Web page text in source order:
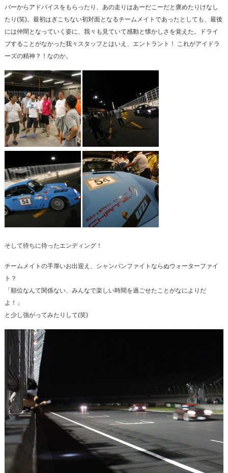
バーからアドバイスをもらったり、あの走りはあーだこーだと褒めたりけなし
たり(笑)。最初はぎこちない初対面となるチームメイトであったとしても、最後
には仲間となっていく姿に、我々も見ていて感動と懐かしさを覚えた。ドライ
ブすることがなかった我々スタッフとはいえ、エントラント！ これがアイドラ
ーズの精神？！なのか。
そして待ちに待ったエンディング！
チームメイトの手厚いお出迎え、シャンパンファイトならぬウォーターファイ
ト？
「順位なんて関係ない、みんなで楽しい時間を過ごせたことがなによりだ
よ！」
と少し強がってみたりして(笑)